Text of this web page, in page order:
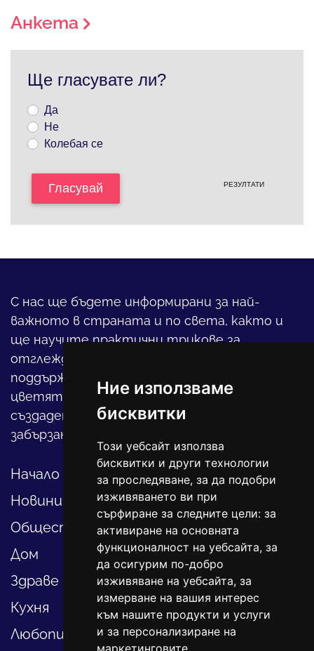
Ние използваме
бисквитки
Този уебсайт използва
бисквитки и други технологии
за проследяване, за да подобри
изживяването ви при
сърфиране за следните цели: за
активиране на основната
функционалност на уебсайта, за
да осигурим по-добро
изживяване на уебсайта, за
измерване на вашия интерес
към нашите продукти и услуги
и за персонализиране на
маркетинговите
Анкета
Ще гласувате ли?
Да
Не
Колебая се
Гласувай РЕЗУЛТАТИ
С нас ще бъдете информирани за най-
важното в страната и по света, както и
ще научите практични трикове за
отглеждането на детето, за
поддържането на дома и градината,
цветята, интериора и, въобще, как да
създадете своя уютен оазис в този така
забързан свят.
Начало
Новини
Общество
Дом
Здраве
Кухня
Любопитно